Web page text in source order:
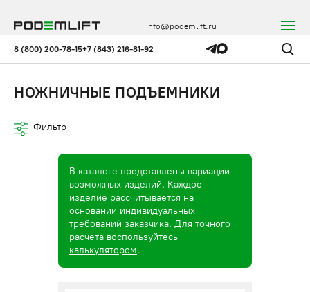
8 (800) 200-78-15+7 (843) 216-81-92
info@podemlift.ru
НОЖНИЧНЫЕ ПОДЪЕМНИКИ
Фильтр
В каталоге представлены вариации
возможных изделий. Каждое
изделие рассчитывается на
основании индивидуальных
требований заказчика. Для точного
расчета воспользуйтесь
калькулятором.